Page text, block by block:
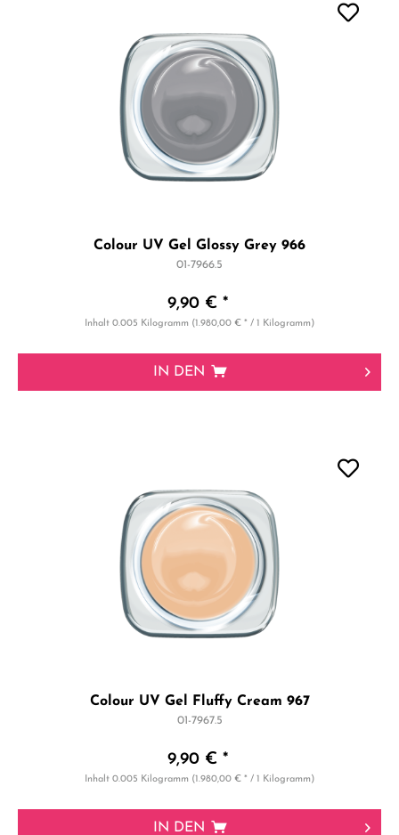
Colour UV Gel Glossy Grey 966
01-7966.5
9,90 € *
Inhalt0.005 Kilogramm (1.980,00 € * / 1 Kilogramm)
IN DEN
Colour UV Gel Fluffy Cream 967
01-7967.5
9,90 € *
Inhalt0.005 Kilogramm (1.980,00 € * / 1 Kilogramm)
IN DEN